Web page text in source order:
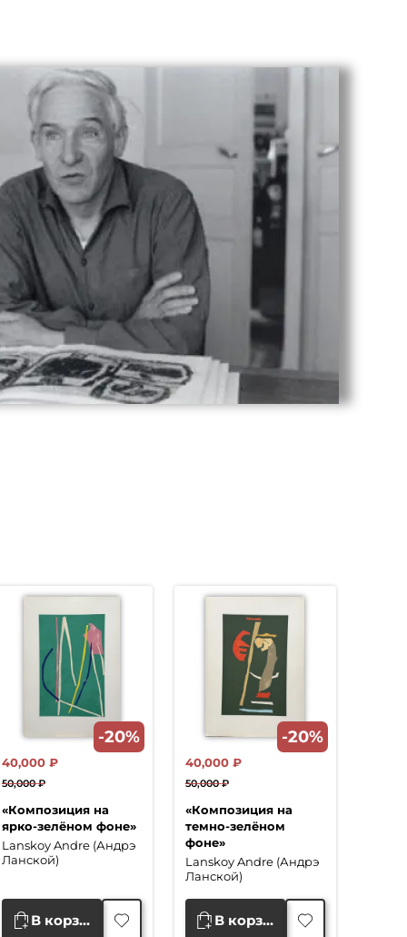
-20%
«Композиция на
ярко-зелёном фоне»
Lanskoy Andre (Андрэ
Ланской)
50,000₽
цена
составляла
50,000 ₽.
40,000 ₽
цена:
40,000 ₽.
В корзину
-20%
«Композиция на
темно-зелёном
фоне»
Lanskoy Andre (Андрэ
Ланской)
50,000₽
цена
составляла
50,000 ₽.
40,000 ₽
цена:
40,000 ₽.
В корзину